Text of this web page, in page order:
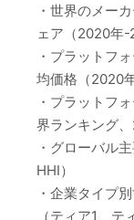
・世界のメー
ェア（2020年-
・プラットフ
均価格（2020
・プラットフ
界ランキング
・グローバル
HHI）
・企業タイプ
（ティア1、テ